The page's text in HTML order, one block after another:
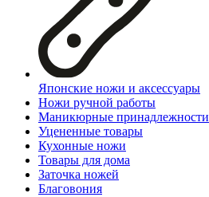
Японские ножи и аксессуары
Ножи ручной работы
Маникюрные принадлежности
Уцененные товары
Кухонные ножи
Товары для дома
Заточка ножей
Благовония